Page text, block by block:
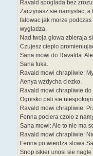
Ravald spoglada bez
Zaczynasz sie namyslac,
falowac jak morze
wygladza.
Nad twoja glowa zbieraja
Czujesz cieplo
Sana mowi do Ravalda:
Sana fuka.
Ravald mowi chrapliwie:
Aenya wzdycha ciezko.
Ravald mowi chrapliwie
Ognisko pali sie
Ravald mowi chrapliwie:
Fenna pociera czolo z
Sana mowi: Ale to nie ma
Ravald mowi chrapliwie:
Fenna potwierdza slowa
Snop iskier unosi sie